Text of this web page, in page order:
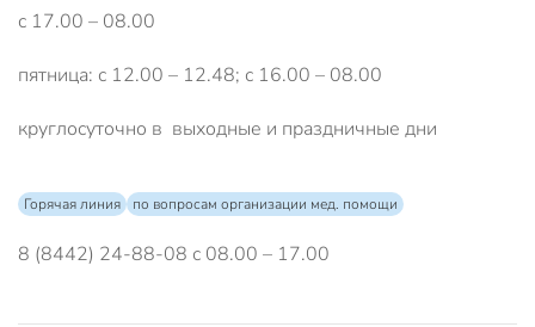
с 17.00 – 08.00
пятница: с 12.00 – 12.48; с 16.00 – 08.00
круглосуточно в выходные и праздничные дни
Горячая линия по вопросам организации мед. помощи
8 (8442) 24-88-08 с 08.00 – 17.00